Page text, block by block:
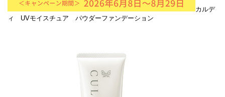
カルデ
ィ UVモイスチュア パウダーファンデーション